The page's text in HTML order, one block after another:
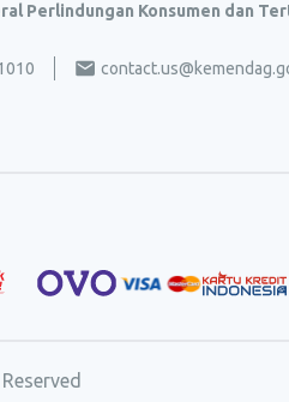
Perlindungan Konsumen dan